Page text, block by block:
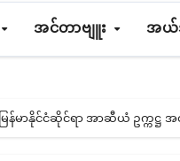
အင်တာဗျူး အယ်
မြန်မာနိုင်ငံဆိုင်ရာ အာဆီယံ ဥက္ကဋ္